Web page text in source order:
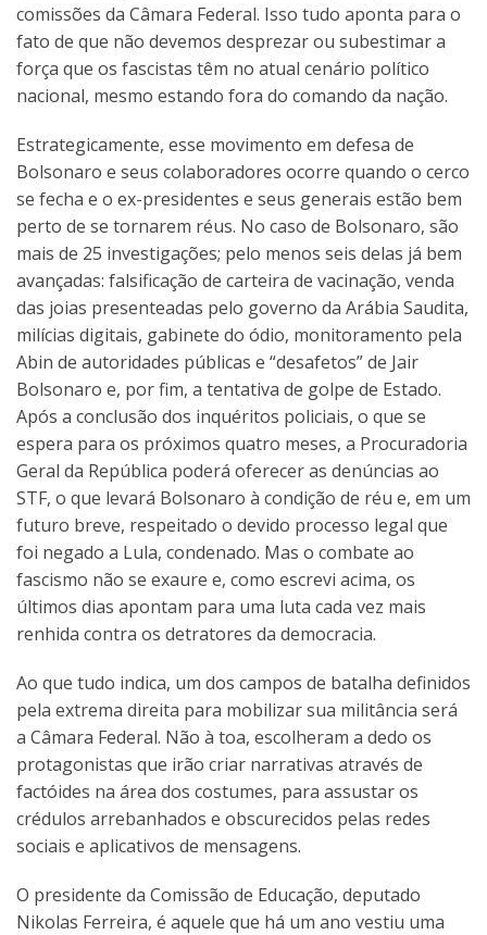
comissões da Câmara Federal. Isso tudo aponta para o
fato de que não devemos desprezar ou subestimar a
força que os fascistas têm no atual cenário político
nacional, mesmo estando fora do comando da nação.
Estrategicamente, esse movimento em defesa de
Bolsonaro e seus colaboradores ocorre quando o cerco
se fecha e o ex-presidentes e seus generais estão bem
perto de se tornarem réus. No caso de Bolsonaro, são
mais de 25 investigações; pelo menos seis delas já bem
avançadas: falsificação de carteira de vacinação, venda
das joias presenteadas pelo governo da Arábia Saudita,
milícias digitais, gabinete do ódio, monitoramento pela
Abin de autoridades públicas e “desafetos” de Jair
Bolsonaro e, por fim, a tentativa de golpe de Estado.
Após a conclusão dos inquéritos policiais, o que se
espera para os próximos quatro meses, a Procuradoria
Geral da República poderá oferecer as denúncias ao
STF, o que levará Bolsonaro à condição de réu e, em um
futuro breve, respeitado o devido processo legal que
foi negado a Lula, condenado. Mas o combate ao
fascismo não se exaure e, como escrevi acima, os
últimos dias apontam para uma luta cada vez mais
renhida contra os detratores da democracia.
Ao que tudo indica, um dos campos de batalha definidos
pela extrema direita para mobilizar sua militância será
a Câmara Federal. Não à toa, escolheram a dedo os
protagonistas que irão criar narrativas através de
factóides na área dos costumes, para assustar os
crédulos arrebanhados e obscurecidos pelas redes
sociais e aplicativos de mensagens.
O presidente da Comissão de Educação, deputado
Nikolas Ferreira, é aquele que há um ano vestiu uma